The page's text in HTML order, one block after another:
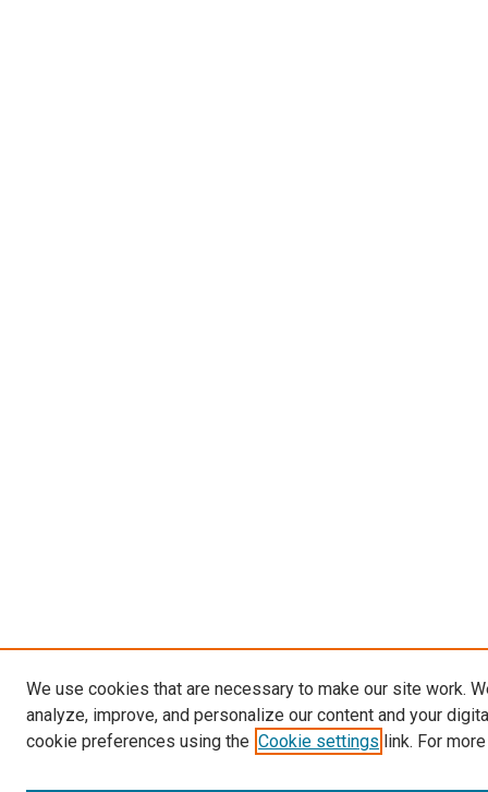
We use cookies that are necessary to make our site work.
analyze, improve, and personalize our content and your
cookie preferences using the Cookie settings link. For